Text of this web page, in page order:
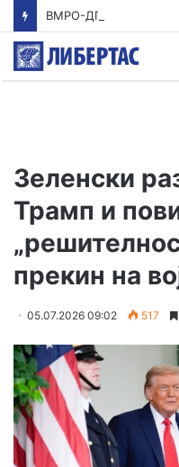
Зеленски
Трамп и
прекин на
05.07.2026 09:02 517